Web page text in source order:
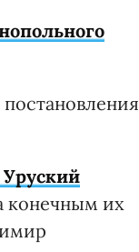
конечным их